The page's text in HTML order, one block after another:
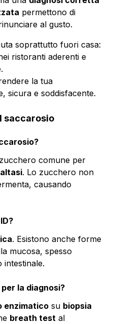
permettono di
al gusto.
soprattutto fuori casa:
ristoranti aderenti e
la tua
sicura e soddisfacente.
saccarosio
comune per
. Lo zucchero non
causando
. Esistono anche forme
mucosa, spesso
la diagnosi?
enzimatico su biopsia
breath test al